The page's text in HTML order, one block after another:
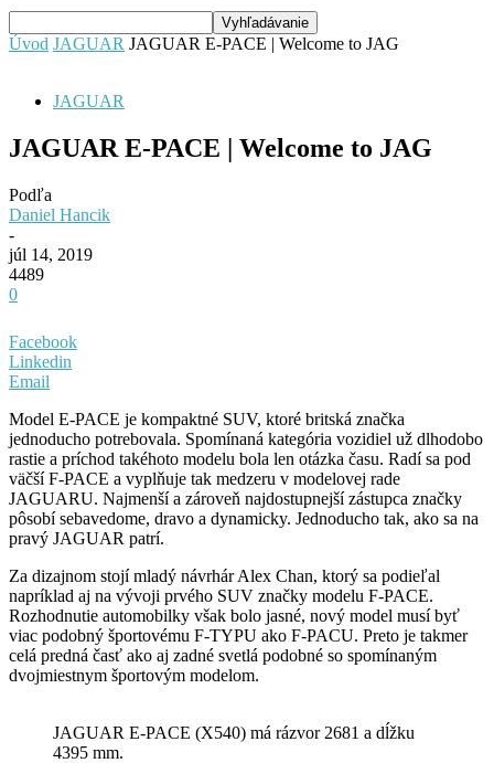
Úvod JAGUAR JAGUAR E-PACE | Welcome to JAG
JAGUAR
JAGUAR E-PACE | Welcome to JAG
Podľa
Daniel Hancik
-
júl 14, 2019
4489
0
Facebook
Linkedin
Email
Model E-PACE je kompaktné SUV, ktoré britská značka
jednoducho potrebovala. Spomínaná kategória vozidiel už dlhodobo
rastie a príchod takéhoto modelu bola len otázka času. Radí sa pod
väčší F-PACE a vyplňuje tak medzeru v modelovej rade
JAGUARU. Najmenší a zároveň najdostupnejší zástupca značky
pôsobí sebavedome, dravo a dynamicky. Jednoducho tak, ako sa na
pravý JAGUAR patrí.
Za dizajnom stojí mladý návrhár Alex Chan, ktorý sa podieľal
napríklad aj na vývoji prvého SUV značky modelu F-PACE.
Rozhodnutie automobilky však bolo jasné, nový model musí byť
viac podobný športovému F-TYPU ako F-PACU. Preto je takmer
celá predná časť ako aj zadné svetlá podobné so spomínaným
dvojmiestnym športovým modelom.
JAGUAR E-PACE (X540) má rázvor 2681 a dĺžku
4395 mm.